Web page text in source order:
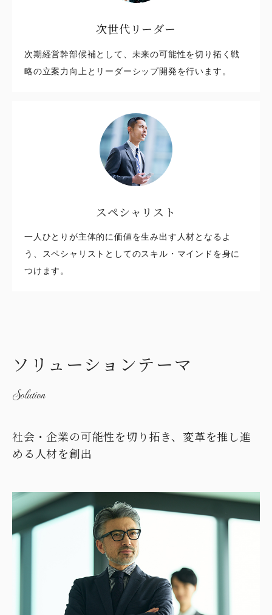
次世代リーダー
次期経営幹部候補として、未来の可能性を切り拓く戦
略の立案力向上とリーダーシップ開発を行います。
スペシャリスト
一人ひとりが主体的に価値を生み出す人材となるよ
う、スペシャリストとしてのスキル・マインドを身に
つけます。
ソリューションテーマ
Solution
社会・企業の可能性を切り拓き、変革を推し進
める人材を創出